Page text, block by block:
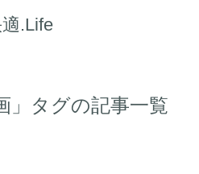
.Life
」タグの記事一覧